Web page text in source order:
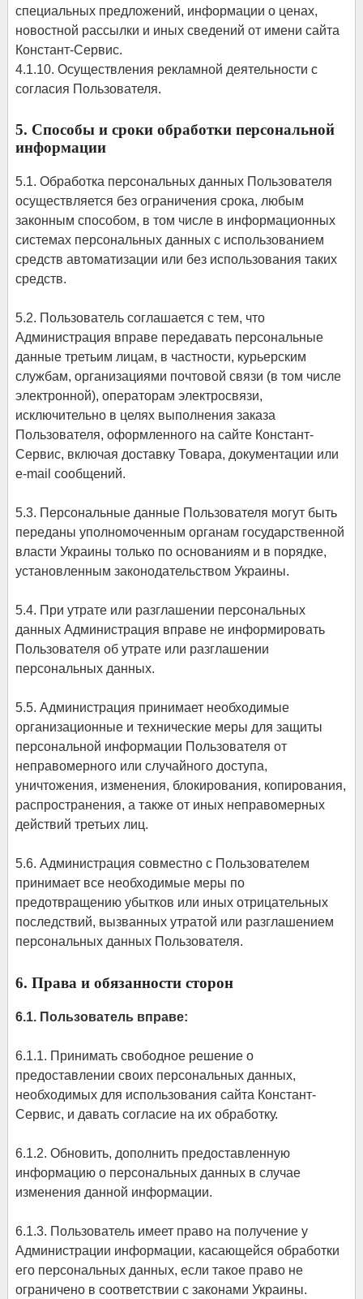
специальных предложений, информации о ценах,
новостной рассылки и иных сведений от имени сайта
Констант-Сервис.
4.1.10. Осуществления рекламной деятельности с
согласия Пользователя.
5. Способы и сроки обработки персональной
информации
5.1. Обработка персональных данных Пользователя
осуществляется без ограничения срока, любым
законным способом, в том числе в информационных
системах персональных данных с использованием
средств автоматизации или без использования таких
средств.
5.2. Пользователь соглашается с тем, что
Администрация вправе передавать персональные
данные третьим лицам, в частности, курьерским
службам, организациями почтовой связи (в том числе
электронной), операторам электросвязи,
исключительно в целях выполнения заказа
Пользователя, оформленного на сайте Констант-
Сервис, включая доставку Товара, документации или
e-mail сообщений.
5.3. Персональные данные Пользователя могут быть
переданы уполномоченным органам государственной
власти Украины только по основаниям и в порядке,
установленным законодательством Украины.
5.4. При утрате или разглашении персональных
данных Администрация вправе не информировать
Пользователя об утрате или разглашении
персональных данных.
5.5. Администрация принимает необходимые
организационные и технические меры для защиты
персональной информации Пользователя от
неправомерного или случайного доступа,
уничтожения, изменения, блокирования, копирования,
распространения, а также от иных неправомерных
действий третьих лиц.
5.6. Администрация совместно с Пользователем
принимает все необходимые меры по
предотвращению убытков или иных отрицательных
последствий, вызванных утратой или разглашением
персональных данных Пользователя.
6. Права и обязанности сторон
6.1. Пользователь вправе:
6.1.1. Принимать свободное решение о
предоставлении своих персональных данных,
необходимых для использования сайта Констант-
Сервис, и давать согласие на их обработку.
6.1.2. Обновить, дополнить предоставленную
информацию о персональных данных в случае
изменения данной информации.
6.1.3. Пользователь имеет право на получение у
Администрации информации, касающейся обработки
его персональных данных, если такое право не
ограничено в соответствии с законами Украины.